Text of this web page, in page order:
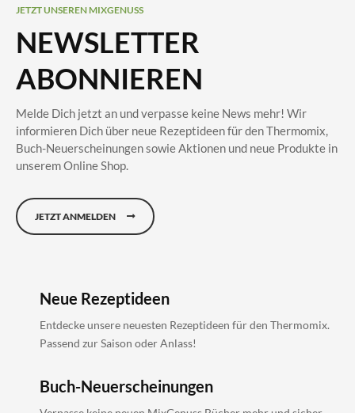
JETZT UNSEREN MIXGENUSS
NEWSLETTER
ABONNIEREN
Melde Dich jetzt an und verpasse keine News mehr! Wir
informieren Dich über neue Rezeptideen für den Thermomix,
Buch-Neuerscheinungen sowie Aktionen und neue Produkte in
unserem Online Shop.
JETZT ANMELDEN
Neue Rezeptideen
Entdecke unsere neuesten Rezeptideen für den Thermomix.
Passend zur Saison oder Anlass!
Buch-Neuerscheinungen